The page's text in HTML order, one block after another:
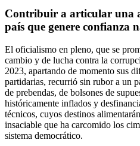
Contribuir a articular una
país que genere confianza
El oficialismo en pleno, que se
cambio y de lucha contra la
2023, apartando de momento sus
partidarias, recurrió sin rubor a un
de prebendas, de bolsones de
históricamente inflados y
técnicos, cuyos destinos
insaciable que ha carcomido los
sistema democrático.